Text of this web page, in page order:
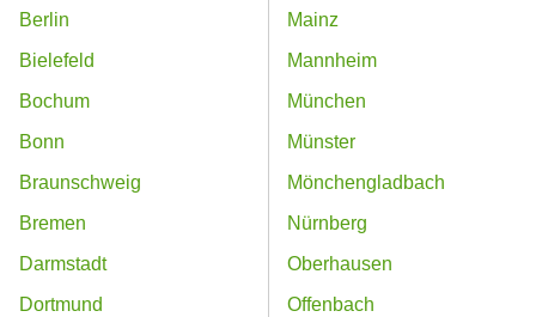
Berlin
Bielefeld
Bochum
Bonn
Braunschweig
Bremen
Darmstadt
Dortmund
Mainz
Mannheim
München
Münster
Mönchengladbach
Nürnberg
Oberhausen
Offenbach